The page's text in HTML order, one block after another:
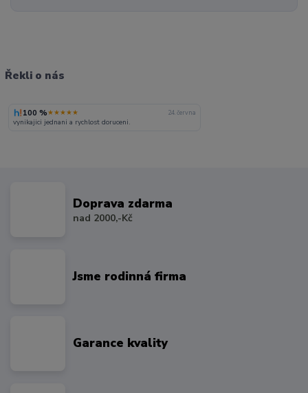
Řekli o nás
100 %★★★★★ 24. června
vynikajici jednani a rychlost doruceni.
Doprava zdarma
nad 2000,-Kč
Jsme rodinná firma
Garance kvality